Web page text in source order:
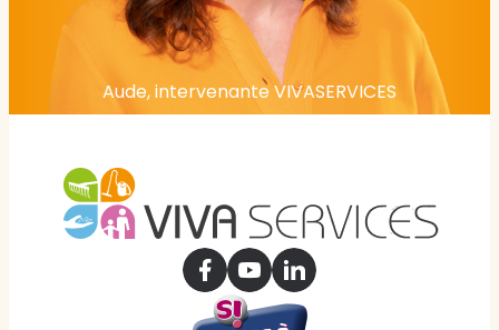
Aude, intervenante VIVASERVICES